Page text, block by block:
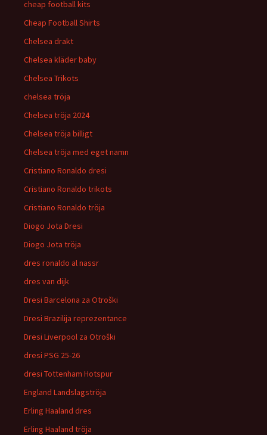
cheap football kits
Cheap Football Shirts
Chelsea drakt
Chelsea kläder baby
Chelsea Trikots
chelsea tröja
Chelsea tröja 2024
Chelsea tröja billigt
Chelsea tröja med eget namn
Cristiano Ronaldo dresi
Cristiano Ronaldo trikots
Cristiano Ronaldo tröja
Diogo Jota Dresi
Diogo Jota tröja
dres ronaldo al nassr
dres van dijk
Dresi Barcelona za Otroški
Dresi Brazilija reprezentance
Dresi Liverpool za Otroški
dresi PSG 25-26
dresi Tottenham Hotspur
England Landslagströja
Erling Haaland dres
Erling Haaland tröja